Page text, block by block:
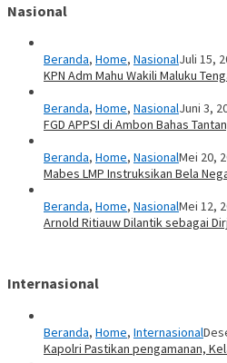
Nasional
Beranda, Home, NasionalJuli 15,
KPN Adm Mahu Wakili Maluku
Beranda, Home, NasionalJuni 3,
FGD APPSI di Ambon Bahas
Beranda, Home, NasionalMei 20,
Mabes LMP Instruksikan Bela
Beranda, Home, NasionalMei 12,
Arnold Ritiauw Dilantik sebagai
Internasional
Beranda, Home, Internasional
Kapolri Pastikan pengamanan,